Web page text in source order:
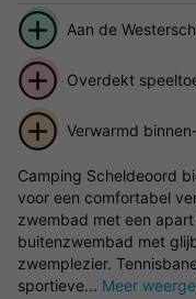
Aan de
Overdekt
Verwarmd
Camping Scheldeoord
voor een comfortabel
zwembad met een
buitenzwembad met
zwemplezier.
sportieve... Meer